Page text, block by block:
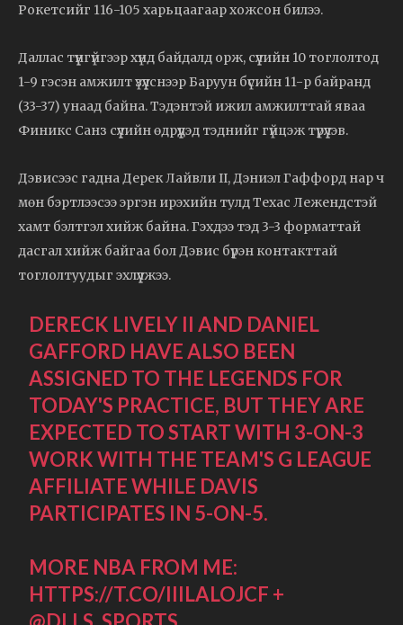
Рокетсийг 116-105 харьцаагаар хожсон билээ.
Даллас түүнгүйгээр хүнд байдалд орж, сүүлийн 10 тоглолтод
1-9 гэсэн амжилт үзүүлснээр Баруун бүсийн 11-р байранд
(33-37) унаад байна. Тэдэнтэй ижил амжилттай яваа
Финикс Санз сүүлийн өдрүүдэд тэднийг гүйцэж түрүүлэв.
Дэвисээс гадна Дерек Лайвли II, Дэниэл Гаффорд нар ч
мөн бэртлээсээ эргэн ирэхийн тулд Техас Лежендстэй
хамт бэлтгэл хийж байна. Гэхдээ тэд 3-3 форматтай
дасгал хийж байгаа бол Дэвис бүрэн контакттай
тоглолтуудыг эхлүүлжээ.
DERECK LIVELY II AND DANIEL
GAFFORD HAVE ALSO BEEN
ASSIGNED TO THE LEGENDS FOR
TODAY'S PRACTICE, BUT THEY ARE
EXPECTED TO START WITH 3-ON-3
WORK WITH THE TEAM'S G LEAGUE
AFFILIATE WHILE DAVIS
PARTICIPATES IN 5-ON-5.
MORE NBA FROM ME:
HTTPS://T.CO/IIILALOJCF +